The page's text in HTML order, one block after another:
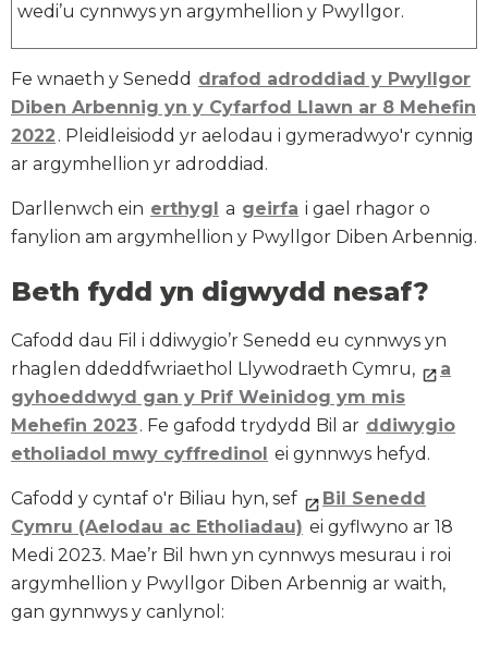
wedi’u cynnwys yn argymhellion y Pwyllgor.
Fe wnaeth y Senedd drafod adroddiad y Pwyllgor
Diben Arbennig yn y Cyfarfod Llawn ar 8 Mehefin
2022 . Pleidleisiodd yr aelodau i gymeradwyo'r cynnig
ar argymhellion yr adroddiad.
Darllenwch ein erthygl a geirfa i gael rhagor o
fanylion am argymhellion y Pwyllgor Diben Arbennig.
Beth fydd yn digwydd nesaf?
Cafodd dau Fil i ddiwygio’r Senedd eu cynnwys yn
rhaglen ddeddfwriaethol Llywodraeth Cymru,
a
gyhoeddwyd gan y Prif Weinidog ym mis
Mehefin 2023. Fe gafodd trydydd Bil ar ddiwygio
etholiadol mwy cyffredinol ei gynnwys hefyd.
Cafodd y cyntaf o'r Biliau hyn, sef
Bil Senedd
Cymru (Aelodau ac Etholiadau) ei gyflwyno ar 18
Medi 2023. Mae’r Bil hwn yn cynnwys mesurau i roi
argymhellion y Pwyllgor Diben Arbennig ar waith,
gan gynnwys y canlynol: